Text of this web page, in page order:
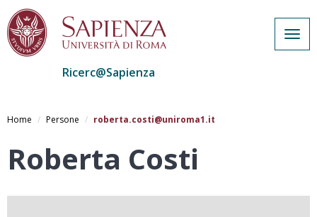
al
Ricerc@Sapienza
Home Persone roberta.costi@uniroma1.it
Roberta Costi